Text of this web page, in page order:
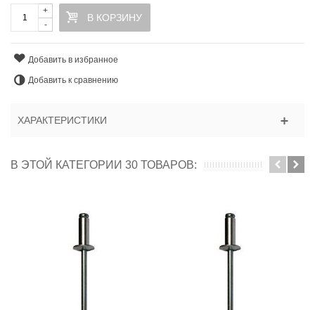
-
+
В КОРЗИНУ
Добавить в избранное
Добавить к сравнению
ХАРАКТЕРИСТИКИ
В ЭТОЙ КАТЕГОРИИ 30 ТОВАРОВ: